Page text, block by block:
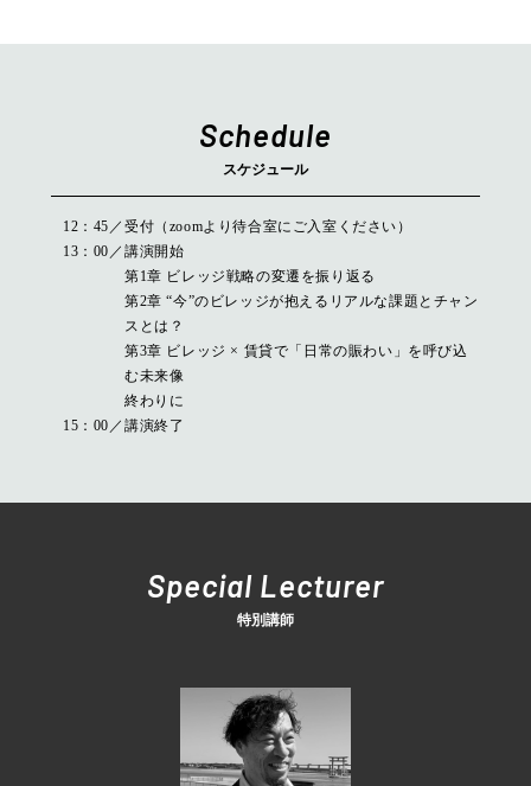
Schedule
スケジュール
12：45
受付（zoomより待合室にご入室ください）
13：00
講演開始
第1章 ビレッジ戦略の変遷を振り返る
第2章 “今”のビレッジが抱えるリアルな課題とチャン
スとは？
第3章 ビレッジ × 賃貸で「日常の賑わい」を呼び込
む未来像
終わりに
15：00
講演終了
Special Lecturer
特別講師